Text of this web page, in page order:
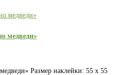
медведи»
Размер наклейки: 55 х 55